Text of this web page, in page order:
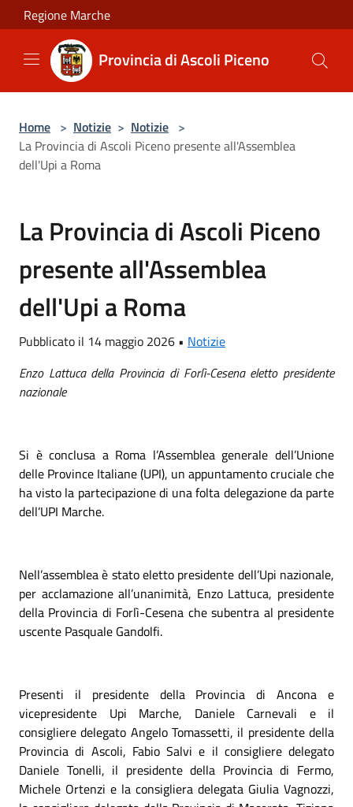
Salta al contenuto principale
Regione Marche
Provincia di Ascoli Piceno
Home > Notizie > Notizie >
La Provincia di Ascoli Piceno presente all'Assemblea
dell'Upi a Roma
La Provincia di Ascoli Piceno
presente all'Assemblea
dell'Upi a Roma
Pubblicato il 14 maggio 2026 • Notizie
Enzo Lattuca della Provincia di Forlì-Cesena eletto presidente
nazionale
Si è conclusa a Roma l’Assemblea generale dell’Unione
delle Province Italiane (UPI), un appuntamento cruciale che
ha visto la partecipazione di una folta delegazione da parte
dell’UPI Marche.
Nell’assemblea è stato eletto presidente dell’Upi nazionale,
per acclamazione all’unanimità, Enzo Lattuca, presidente
della Provincia di Forlì-Cesena che subentra al presidente
uscente Pasquale Gandolfi.
Presenti il presidente della Provincia di Ancona e
vicepresidente Upi Marche, Daniele Carnevali e il
consigliere delegato Angelo Tomassetti, il presidente della
Provincia di Ascoli, Fabio Salvi e il consigliere delegato
Daniele Tonelli, il presidente della Provincia di Fermo,
Michele Ortenzi e la consigliera delegata Giulia Vagnozzi,